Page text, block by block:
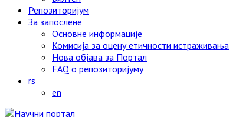
Репозиторијум
За запослене
Основне информације
Комисија за оцену етичности истраживања
Нова објава за Портал
FAQ o репозиторијуму
rs
en